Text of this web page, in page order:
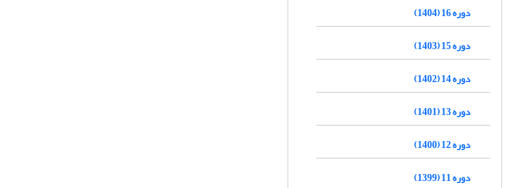
دوره 16 (1404)
دوره 15 (1403)
دوره 14 (1402)
دوره 13 (1401)
دوره 12 (1400)
دوره 11 (1399)